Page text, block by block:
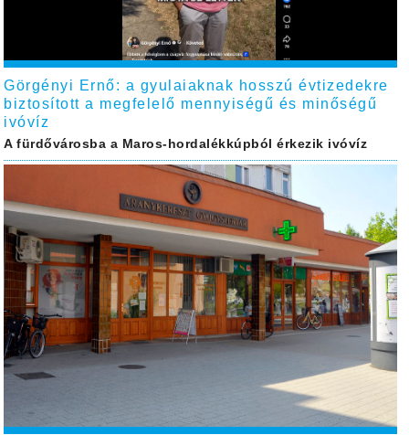
Görgényi Ernő: a gyulaiaknak hosszú évtizedekre
biztosított a megfelelő mennyiségű és minőségű
ivóvíz
A fürdővárosba a Maros-hordalékkúpból érkezik ivóvíz